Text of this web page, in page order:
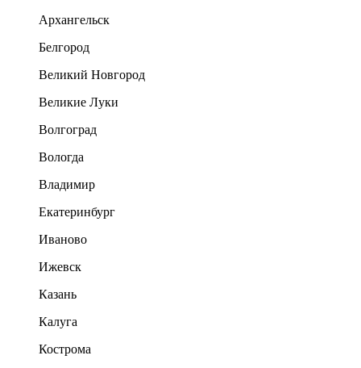
Архангельск
Белгород
Великий Новгород
Великие Луки
Волгоград
Вологда
Владимир
Екатеринбург
Иваново
Ижевск
Казань
Калуга
Кострома